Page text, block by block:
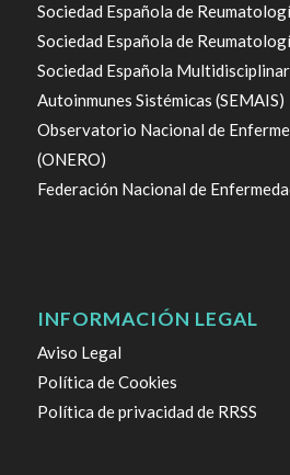
Sociedad Española de
Sociedad Española de
Sociedad Española
Autoinmunes Sistémicas (SEMAIS)
Observatorio Nacional de
(ONERO)
Federación Nacional de
INFORMACIÓN LEGAL
Aviso Legal
Política de Cookies
Política de privacidad de RRSS